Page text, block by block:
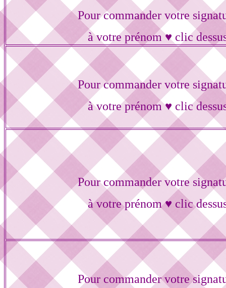
Pour commander votre
à votre prénom ♥ clic
Pour commander votre
à votre prénom ♥ clic
Pour commander votre
à votre prénom ♥ clic
Pour commander votre